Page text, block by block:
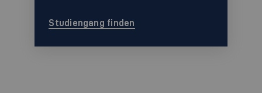
Studiengang finden